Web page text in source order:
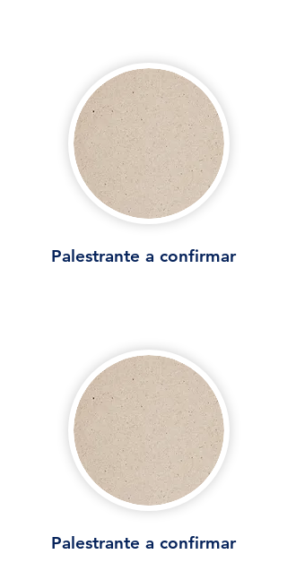
Palestrante a confirmar
Palestrante a confirmar